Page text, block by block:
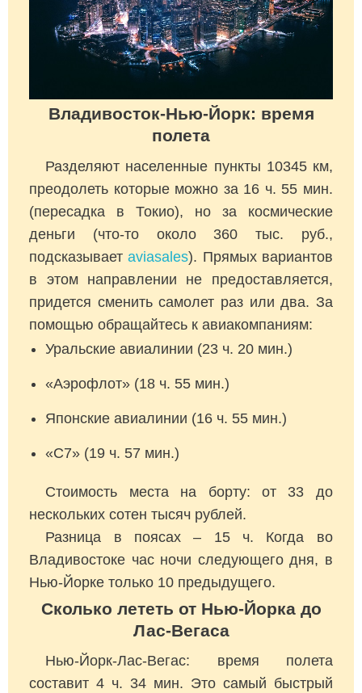
Владивосток-Нью-Йорк: время
полета
Разделяют населенные пункты 10345 км,
преодолеть которые можно за 16 ч. 55 мин.
(пересадка в Токио), но за космические
деньги (что-то около 360 тыс. руб.,
подсказываетaviasales). Прямых вариантов
в этом направлении не предоставляется,
придется сменить самолет раз или два. За
помощью обращайтесь к авиакомпаниям:
Уральские авиалинии (23 ч. 20 мин.)
«Аэрофлот» (18 ч. 55 мин.)
Японские авиалинии (16 ч. 55 мин.)
«С7» (19 ч. 57 мин.)
Стоимость места на борту: от 33 до
нескольких сотен тысяч рублей.
Разница в поясах – 15 ч. Когда во
Владивостоке час ночи следующего дня, в
Нью-Йорке только 10 предыдущего.
Сколько лететь от Нью-Йорка до
Лас-Вегаса
Нью-Йорк-Лас-Вегас: время полета
составит 4 ч. 34 мин. Это самый быстрый